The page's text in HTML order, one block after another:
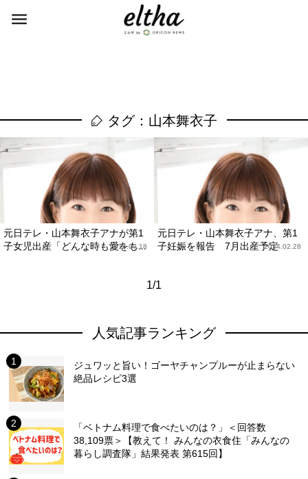
タグ：山本舞衣子
元日テレ・山本舞衣子アナが第1
子女児出産「どんな時も愛をも...
2014.07.18
元日テレ・山本舞衣子アナ、第1
子妊娠を報告 7月出産予定2014.02.28
1/1
人気記事ランキング
ジュワッと旨い！ゴーヤチャンプルーが止まらない
絶品レシピ3選
「ベトナム料理で食べたいのは？」＜回答数
38,109票＞【教えて！ みんなの衣食住「みんなの
暮らし調査隊」結果発表 第615回】